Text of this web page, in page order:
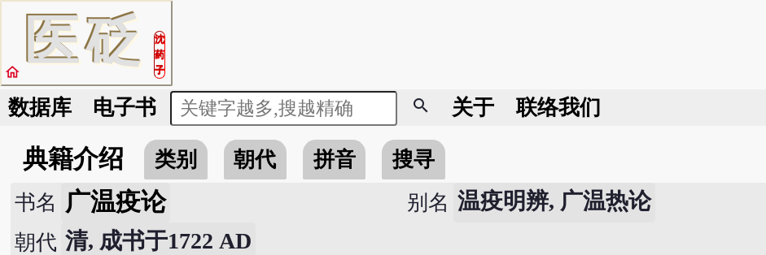
医砭
沈
药
子
home
数据库 电子书 search 关于 联络我们
典籍介绍 类别 朝代 拼音
搜寻
书名 广温疫论 别名 温疫明辨, 广温热论
朝代 清, 成书于1722 AD